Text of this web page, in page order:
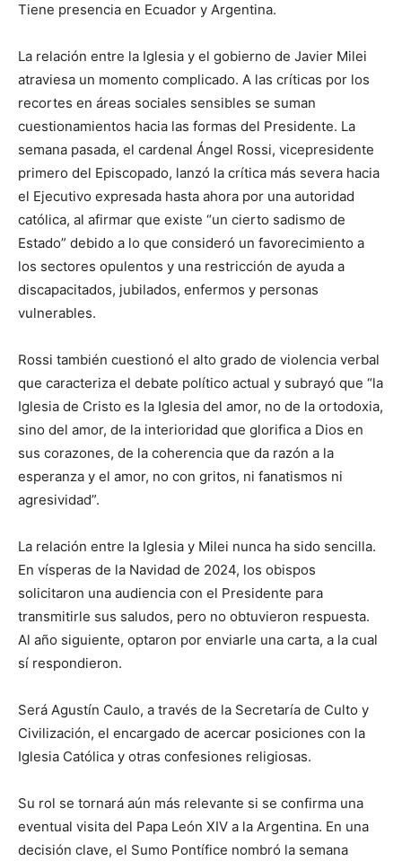
Tiene presencia en Ecuador y Argentina.
La relación entre la Iglesia y el gobierno de Javier Milei
atraviesa un momento complicado. A las críticas por los
recortes en áreas sociales sensibles se suman
cuestionamientos hacia las formas del Presidente. La
semana pasada, el cardenal Ángel Rossi, vicepresidente
primero del Episcopado, lanzó la crítica más severa hacia
el Ejecutivo expresada hasta ahora por una autoridad
católica, al afirmar que existe “un cierto sadismo de
Estado” debido a lo que consideró un favorecimiento a
los sectores opulentos y una restricción de ayuda a
discapacitados, jubilados, enfermos y personas
vulnerables.
Rossi también cuestionó el alto grado de violencia verbal
que caracteriza el debate político actual y subrayó que “la
Iglesia de Cristo es la Iglesia del amor, no de la ortodoxia,
sino del amor, de la interioridad que glorifica a Dios en
sus corazones, de la coherencia que da razón a la
esperanza y el amor, no con gritos, ni fanatismos ni
agresividad”.
La relación entre la Iglesia y Milei nunca ha sido sencilla.
En vísperas de la Navidad de 2024, los obispos
solicitaron una audiencia con el Presidente para
transmitirle sus saludos, pero no obtuvieron respuesta.
Al año siguiente, optaron por enviarle una carta, a la cual
sí respondieron.
Será Agustín Caulo, a través de la Secretaría de Culto y
Civilización, el encargado de acercar posiciones con la
Iglesia Católica y otras confesiones religiosas.
Su rol se tornará aún más relevante si se confirma una
eventual visita del Papa León XIV a la Argentina. En una
decisión clave, el Sumo Pontífice nombró la semana